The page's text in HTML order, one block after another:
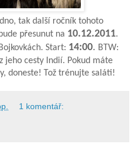
tak další ročník tohoto
přesunut na 10.12.2011.
Start: 14:00. BTW:
jeho cesty Indií. Pokud máte
doneste! Tož trénujte saláti!
1 komentář: